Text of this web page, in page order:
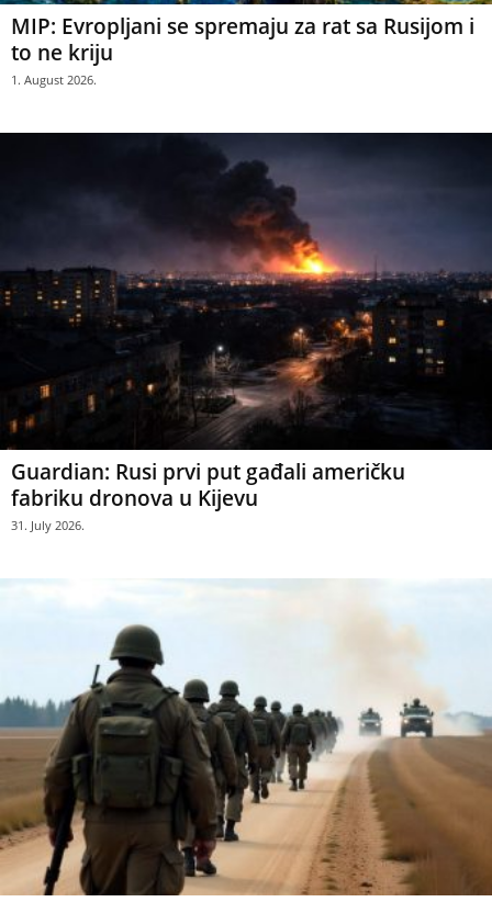
MIP: Evropljani se spremaju za rat sa Rusijom i
to ne kriju
1. August 2026.
Guardian: Rusi prvi put gađali američku
fabriku dronova u Kijevu
31. July 2026.